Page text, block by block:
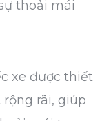
thoải mái
xe được thiết
rãi, giúp